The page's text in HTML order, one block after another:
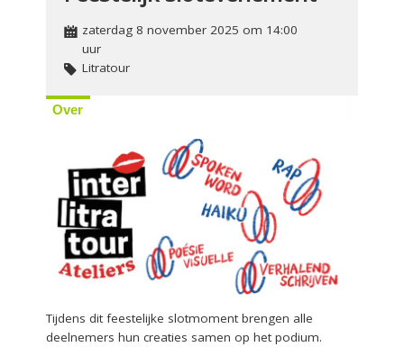
zaterdag 8 november 2025 om 14:00
uur
Litratour
Over
Tijdens dit feestelijke slotmoment brengen alle
deelnemers hun creaties samen op het podium.